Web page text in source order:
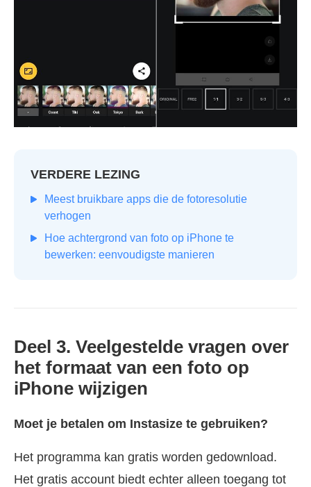
VERDERE LEZING
Meest bruikbare apps die de fotoresolutie
verhogen
Hoe achtergrond van foto op iPhone te
bewerken: eenvoudigste manieren
Deel 3. Veelgestelde vragen over
het formaat van een foto op
iPhone wijzigen
Moet je betalen om Instasize te gebruiken?
Het programma kan gratis worden gedownload.
Het gratis account biedt echter alleen toegang tot